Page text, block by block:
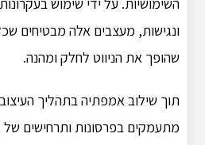
ונגישות, מעצבים אלה מבטיחים
שהופך את הניווט לחלק ומהנה.
תוך שילוב אמפתיה בתהליך
מתעמקים בפרסונות ותרחישים